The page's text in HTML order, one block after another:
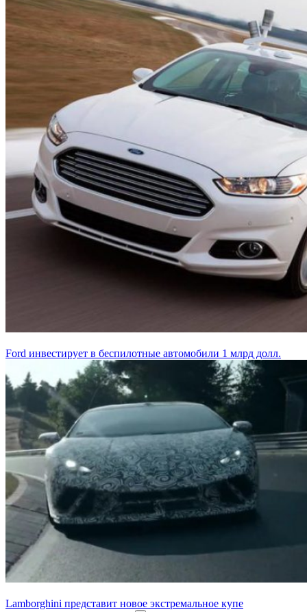
Ford инвестирует в беспилотные автомобили 1 млрд долл.
Lamborghini представит новое экстремальное купе